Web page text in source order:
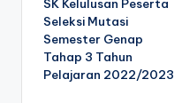
navigation
SK Kelulusan Peserta
Seleksi Mutasi
Semester Genap
Tahap 3 Tahun
Pelajaran 2022/2023